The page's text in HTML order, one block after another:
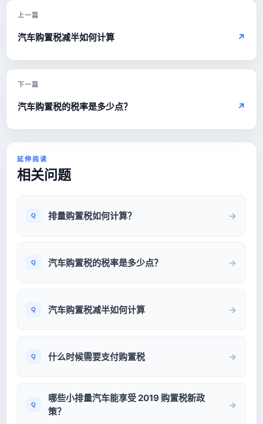
上一篇
汽车购置税减半如何计算 ↗
下一篇
汽车购置税的税率是多少点？ ↗
延伸阅读
相关问题
排量购置税如何计算？
汽车购置税的税率是多少点？
汽车购置税减半如何计算
什么时候需要支付购置税
哪些小排量汽车能享受 2019 购置税新政
策？